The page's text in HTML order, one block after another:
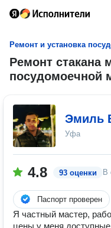
Ремонт и установка
Ремонт стакана
Эмиль
Уфа
4.8 93 оценки В
Паспорт проверен
Я частный мастер,
цены у меня